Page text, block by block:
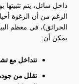
داخل سائل، يتم
الرغم من أن الرغوة
الحرائق)، في معظم
يمكن أن:
تتداخل مع
تقلل من